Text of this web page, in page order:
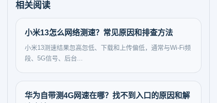
相关阅读
小米13怎么网络测速？常见原因和排查方法
小米13测速结果忽高忽低、下载和上传偏低，通常与Wi‑Fi频
段、5G信号、后台...
华为自带测4G网速在哪？找不到入口的原因和解